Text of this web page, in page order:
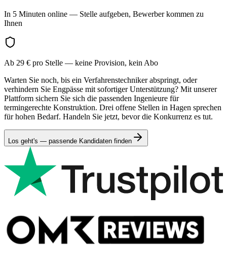
In 5 Minuten online — Stelle aufgeben, Bewerber kommen zu
Ihnen
Ab 29 € pro Stelle — keine Provision, kein Abo
Warten Sie noch, bis ein Verfahrenstechniker abspringt, oder
verhindern Sie Engpässe mit sofortiger Unterstützung? Mit unserer
Plattform sichern Sie sich die passenden Ingenieure für
termingerechte Konstruktion. Drei offene Stellen in Hagen sprechen
für hohen Bedarf. Handeln Sie jetzt, bevor die Konkurrenz es tut.
Los geht's — passende Kandidaten finden